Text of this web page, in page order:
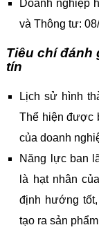
Doanh nghiệp
và Thông tư:
Tiêu chí đánh
tín
Lịch sử hình
Thể hiện được
của doanh
Năng lực ban
là hạt nhân
định hướng
tạo ra sản